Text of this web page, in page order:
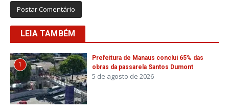
LEIA TAMBÉM
1
Prefeitura de Manaus conclui 65% das
obras da passarela Santos Dumont
5 de agosto de 2026